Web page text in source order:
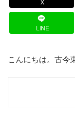
X
LINE
こんにちは。古今